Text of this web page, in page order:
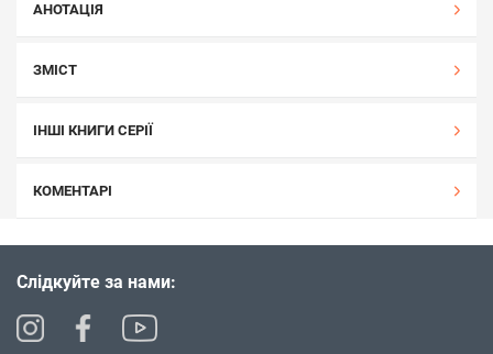
АНОТАЦІЯ
ЗМІСТ
ІНШІ КНИГИ СЕРІЇ
КОМЕНТАРІ
Слідкуйте за нами: